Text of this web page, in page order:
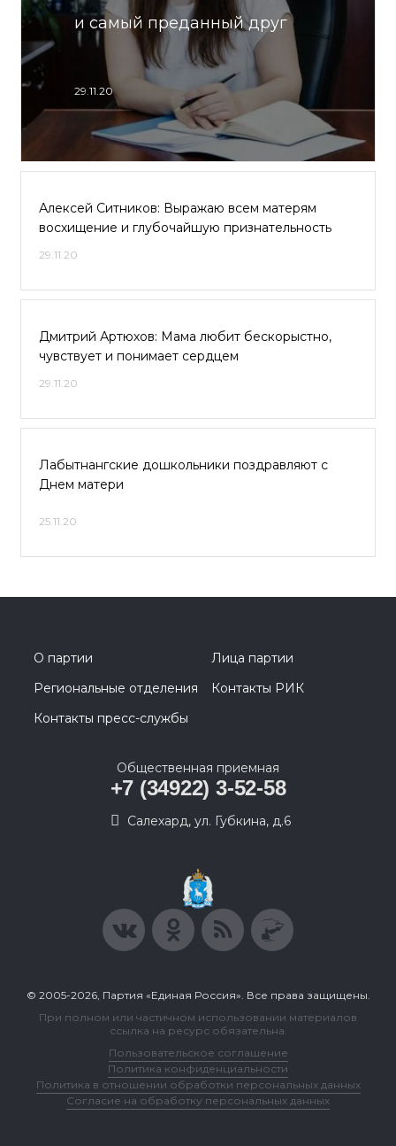
и самый преданный друг
29.11.20
Алексей Ситников: Выражаю всем матерям
восхищение и глубочайшую признательность
29.11.20
Дмитрий Артюхов: Мама любит бескорыстно,
чувствует и понимает сердцем
29.11.20
Лабытнангские дошкольники поздравляют с
Днем матери
25.11.20
О партии
Лица партии
Региональные отделения
Контакты РИК
Контакты пресс-службы
Общественная приемная
+7 (34922) 3-52-58
Салехард, ул. Губкина, д.6
© 2005-2026, Партия «Единая Россия». Все права защищены.
При полном или частичном использовании материалов
ссылка на ресурс обязательна.
Пользовательское соглашение
Политика конфиденциальности
Политика в отношении обработки персональных данных
Согласие на обработку персональных данных